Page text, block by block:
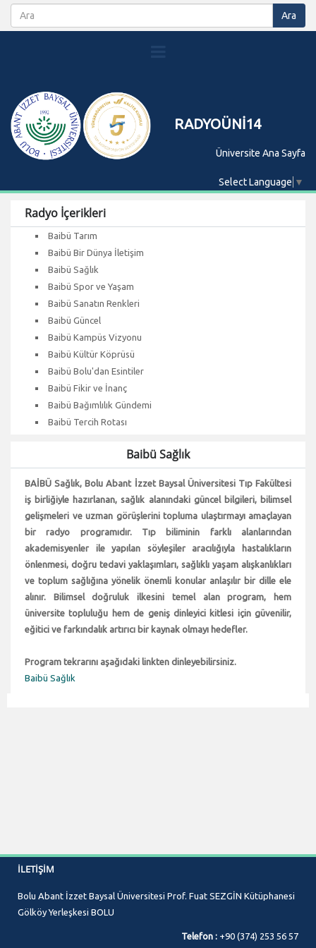
RADYOÜNİ14
Üniversite Ana Sayfa
Select Language ▼
Radyo İçerikleri
Baibü Tarım
Baibü Bir Dünya İletişim
Baibü Sağlık
Baibü Spor ve Yaşam
Baibü Sanatın Renkleri
Baibü Güncel
Baibü Kampüs Vizyonu
Baibü Kültür Köprüsü
Baibü Bolu'dan Esintiler
Baibü Fikir ve İnanç
Baibü Bağımlılık Gündemi
Baibü Tercih Rotası
Baibü Sağlık
BAİBÜ Sağlık, Bolu Abant İzzet Baysal Üniversitesi Tıp Fakültesi
iş birliğiyle hazırlanan, sağlık alanındaki güncel bilgileri, bilimsel
gelişmeleri ve uzman görüşlerini topluma ulaştırmayı amaçlayan
bir radyo programıdır. Tıp biliminin farklı alanlarından
akademisyenler ile yapılan söyleşiler aracılığıyla hastalıkların
önlenmesi, doğru tedavi yaklaşımları, sağlıklı yaşam alışkanlıkları
ve toplum sağlığına yönelik önemli konular anlaşılır bir dille ele
alınır. Bilimsel doğruluk ilkesini temel alan program, hem
üniversite topluluğu hem de geniş dinleyici kitlesi için güvenilir,
eğitici ve farkındalık artırıcı bir kaynak olmayı hedefler.
Program tekrarını aşağıdaki linkten dinleyebilirsiniz.
Baibü Sağlık
İLETIŞIM
Bolu Abant İzzet Baysal Üniversitesi Prof. Fuat SEZGİN Kütüphanesi
Gölköy Yerleşkesi BOLU
Telefon : +90 (374) 253 56 57